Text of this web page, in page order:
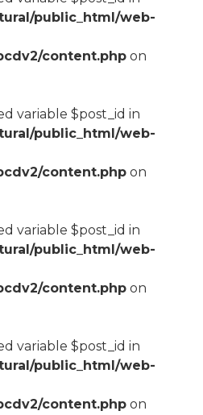
public_html/web-
content.phpon
variable $post_id in
public_html/web-
content.phpon
variable $post_id in
public_html/web-
content.phpon
variable $post_id in
public_html/web-
content.phpon